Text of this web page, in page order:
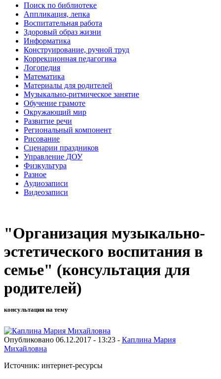
Поиск по библиотеке
Аппликация, лепка
Воспитательная работа
Здоровый образ жизни
Информатика
Конструирование, ручной труд
Коррекционная педагогика
Логопедия
Математика
Материалы для родителей
Музыкально-ритмическое занятие
Обучение грамоте
Окружающий мир
Развитие речи
Региональный компонент
Рисование
Сценарии праздников
Управление ДОУ
Физкультура
Разное
Аудиозаписи
Видеозаписи
"Организация музыкально-
эстетического воспитания в
семье" (консультация для
родителей)
консультация на тему
Опубликовано 06.12.2017 - 13:23 - Каплина Мария
Михайловна
Источник: интернет-ресурсы